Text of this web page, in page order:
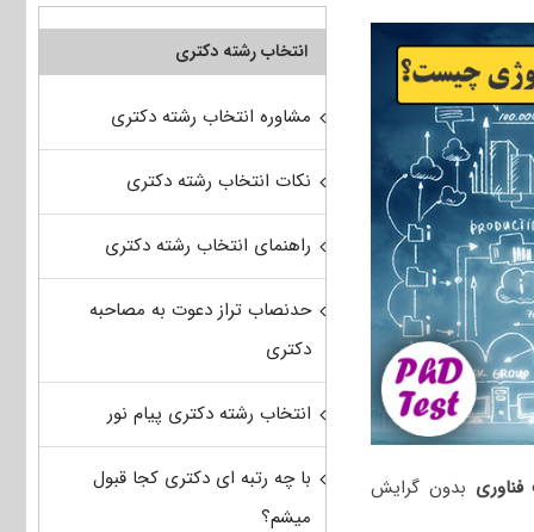
بدون گرایش
انتخاب رشته دکتری
مشاوره انتخاب رشته دکتری
نکات انتخاب رشته دکتری
راهنمای انتخاب رشته دکتری
حدنصاب تراز دعوت به مصاحبه
دکتری
انتخاب رشته دکتری پیام نور
با چه رتبه ای دکتری کجا قبول
میشم؟